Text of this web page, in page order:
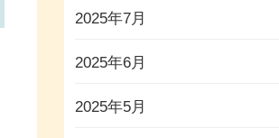
2025年7月
2025年6月
2025年5月